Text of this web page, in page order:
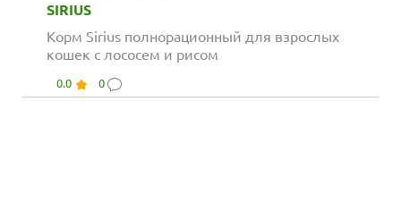
SIRIUS
Корм Sirius полнорационный для взрослых
кошек с лососем и рисом
0.0 0